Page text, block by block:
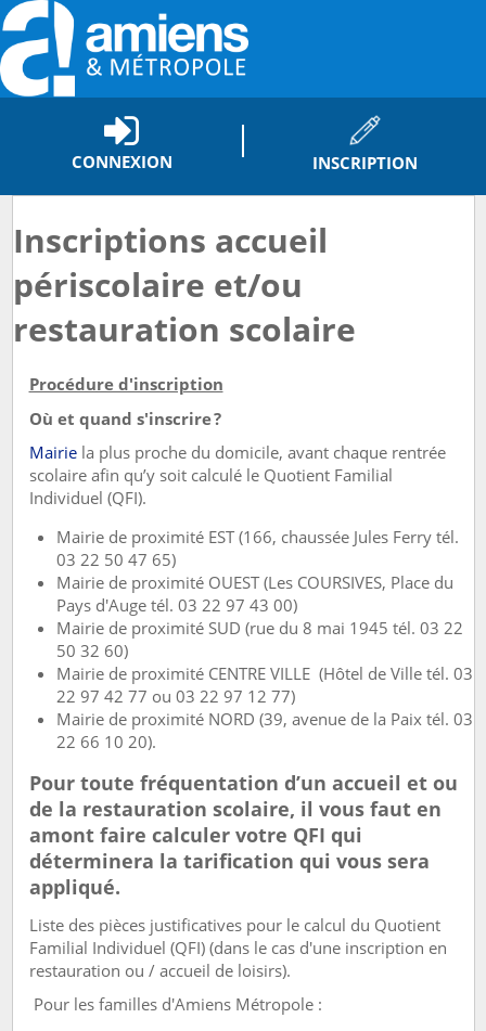
CONNEXION INSCRIPTION
Inscriptions accueil
périscolaire et/ou
restauration scolaire
Procédure d'inscription
Où et quand s'inscrire ?
Mairiela plus proche du domicile, avant chaque rentrée
scolaire afin qu’y soit calculé le Quotient Familial
Individuel (QFI).
Mairie de proximité EST (166, chaussée Jules Ferry tél.
03 22 50 47 65)
Mairie de proximité OUEST (Les COURSIVES, Place du
Pays d'Auge tél. 03 22 97 43 00)
Mairie de proximité SUD (rue du 8 mai 1945 tél. 03 22
50 32 60)
Mairie de proximité CENTRE VILLE (Hôtel de Ville tél. 03
22 97 42 77 ou 03 22 97 12 77)
Mairie de proximité NORD (39, avenue de la Paix tél. 03
22 66 10 20).
Pour toute fréquentation d’un accueil et ou
de la restauration scolaire, il vous faut en
amont faire calculer votre QFI qui
déterminera la tarification qui vous sera
appliqué.
Liste des pièces justificatives pour le calcul du Quotient
Familial Individuel (QFI) (dans le cas d'une inscription en
restauration ou / accueil de loisirs).
Pour les familles d'Amiens Métropole :